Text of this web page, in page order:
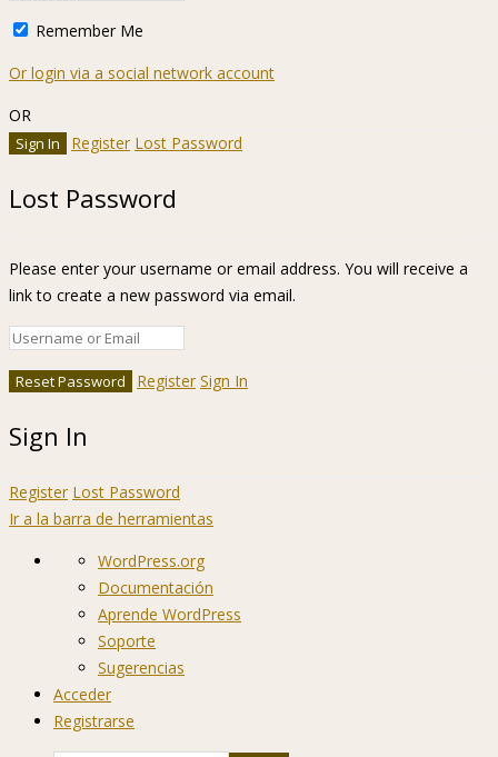
Remember Me
Or login via a social network account
OR
Register Lost Password
Lost Password
Please enter your username or email address. You will receive a
link to create a new password via email.
Register Sign In
Sign In
Register Lost Password
Ir a la barra de herramientas
Acerca
WordPress
WordPress.org
Documentación
Aprende WordPress
Soporte
Sugerencias
Acceder
Registrarse